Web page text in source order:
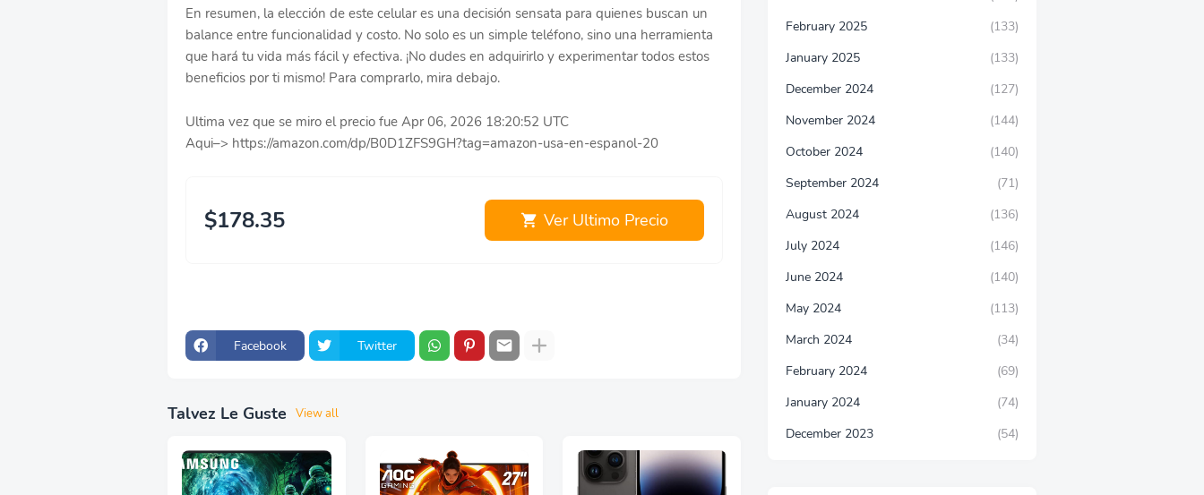
En resumen, la elección de este celular es una decisión sensata para quienes buscan un
balance entre funcionalidad y costo. No solo es un simple teléfono, sino una herramienta
que hará tu vida más fácil y efectiva. ¡No dudes en adquirirlo y experimentar todos estos
beneficios por ti mismo! Para comprarlo, mira debajo.
Ultima vez que se miro el precio fue Apr 06, 2026 18:20:52 UTC
Aqui–> https://amazon.com/dp/B0D1ZFS9GH?tag=amazon-usa-en-espanol-20
$178.35 Ver Ultimo Precio
Facebook Twitter
Talvez Le Guste View all
February 2025
(133)
January 2025
(133)
December 2024
(127)
November 2024
(144)
October 2024
(140)
September 2024
(71)
August 2024
(136)
July 2024
(146)
June 2024
(140)
May 2024
(113)
March 2024
(34)
February 2024
(69)
January 2024
(74)
December 2023
(54)